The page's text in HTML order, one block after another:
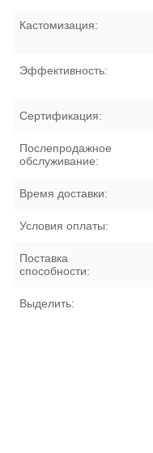
Кастомизация:
Эффективность:
Сертификация:
Послепродажное
обслуживание:
Время доставки:
Условия оплаты:
Поставка
способности:
Выделить: